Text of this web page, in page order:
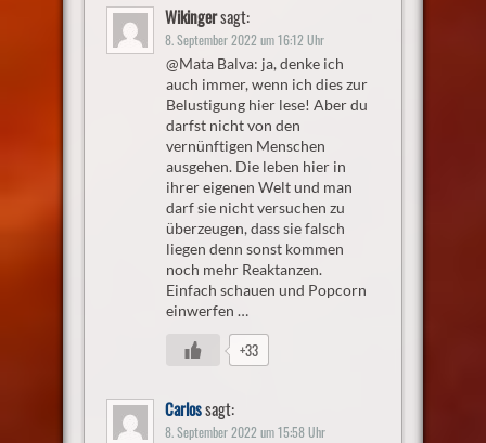
Wikingersagt:
8. September 2022 um 16:12 Uhr
@Mata Balva: ja, denke ich
auch immer, wenn ich dies zur
Belustigung hier lese! Aber du
darfst nicht von den
vernünftigen Menschen
ausgehen. Die leben hier in
ihrer eigenen Welt und man
darf sie nicht versuchen zu
überzeugen, dass sie falsch
liegen denn sonst kommen
noch mehr Reaktanzen.
Einfach schauen und Popcorn
einwerfen …
+33
Carlossagt:
8. September 2022 um 15:58 Uhr